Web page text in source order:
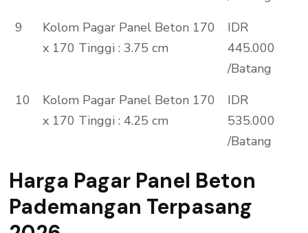
9
Kolom Pagar Panel Beton 170
x 170 Tinggi : 3.75 cm
IDR
445.000
/Batang
10
Kolom Pagar Panel Beton 170
x 170 Tinggi : 4.25 cm
IDR
535.000
/Batang
Harga Pagar Panel Beton
Pademangan Terpasang